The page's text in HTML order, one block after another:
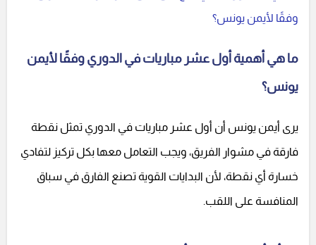
وفقًا لأيمن يونس؟
ما هي أهمية أول عشر مباريات في الدوري وفقًا لأيمن
يونس؟
يرى أيمن يونس أن أول عشر مباريات في الدوري تمثل نقطة
فارقة في مشوار الفريق، ويجب التعامل معها بكل تركيز لتفادي
خسارة أي نقطة، لأن البدايات القوية تصنع الفارق في سباق
المنافسة على اللقب.